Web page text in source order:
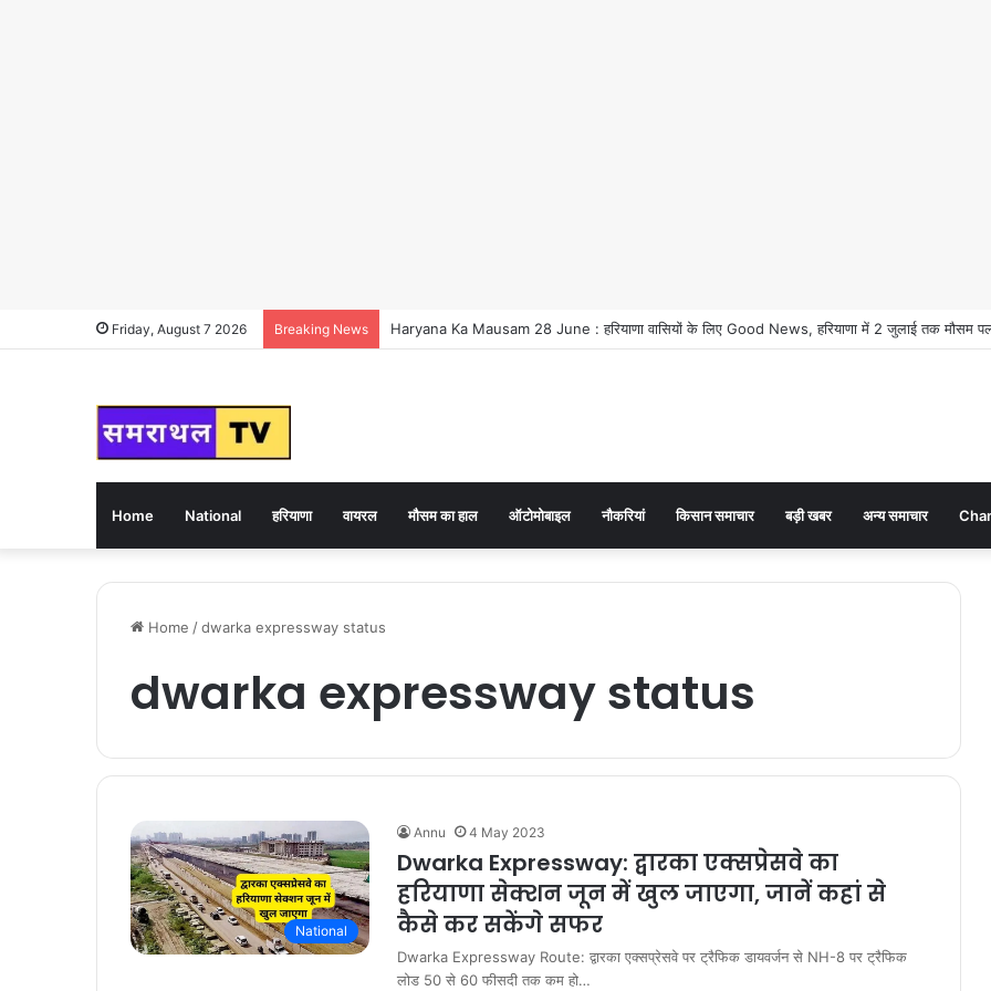
Friday, August 7 2026 Breaking News Haryana Ka Mausam 28 June : हरियाणा वासियों के लिए Good News, हरियाणा में 2 जुलाई तक मौसम
Home National हरियाणा वायरल मौसम का हाल ऑटोमोबाइल नौकरियां किसान समाचार बड़ी खबर अन्य समाचार
Home /dwarka expressway status
dwarka expressway status
National
Annu 4 May 2023
Dwarka Expressway: द्वारका एक्सप्रेसवे का
हरियाणा सेक्शन जून में खुल जाएगा, जानें कहां से
कैसे कर सकेंगे सफर
Dwarka Expressway Route: द्वारका एक्सप्रेसवे पर ट्रैफिक डायवर्जन से NH-8 पर ट्रैफिक
लोड 50 से 60 फीसदी तक कम हो…